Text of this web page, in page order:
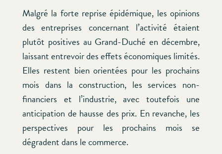
Malgré la forte reprise épidémique, les opinions
des entreprises concernant l’activité étaient
plutôt positives au Grand-Duché en décembre,
laissant entrevoir des effets économiques limités.
Elles restent bien orientées pour les prochains
mois dans la construction, les services non-
financiers et l’industrie, avec toutefois une
anticipation de hausse des prix. En revanche, les
perspectives pour les prochains mois se
dégradent dans le commerce.